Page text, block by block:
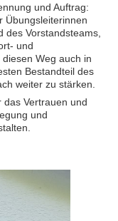
und Auftrag:
Übungsleiterinnen
des Vorstandsteams,
und
Weg auch in
Bestandteil des
weiter zu stärken.
das Vertrauen und
und